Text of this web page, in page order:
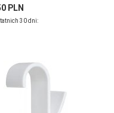
PLN
30 dni: